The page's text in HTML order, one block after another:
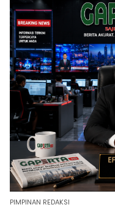
PIMPINAN REDAKSI